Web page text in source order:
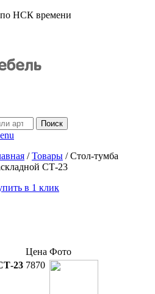
по НСК времени
/ Товары / Стол-тумба
СТ-23
в 1 клик
Цена Фото
23 7870